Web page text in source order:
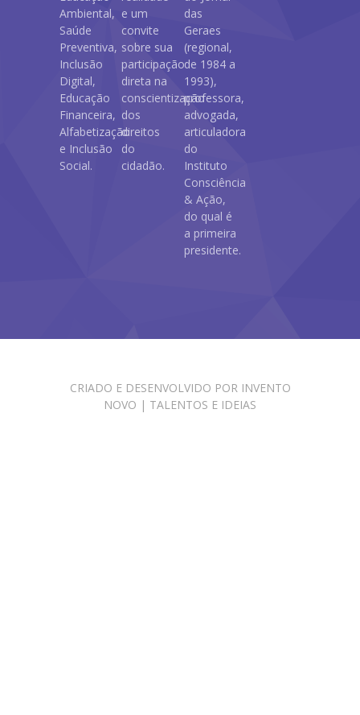
Ambiental,
Saúde
Preventiva,
Inclusão
Digital,
Educação
Financeira,
Alfabetização
e Inclusão
Social.
e um
convite
sobre sua
participação
direta na
conscientização
dos
direitos
do
cidadão.
das
Geraes
(regional,
de 1984 a
1993),
professora,
advogada,
articuladora
do
Instituto
Consciência
& Ação,
do qual é
a primeira
presidente.
CRIADO E DESENVOLVIDO POR INVENTO
NOVO | TALENTOS E IDEIAS